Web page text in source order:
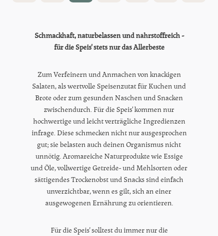
Schmackhaft, naturbelassen und nährstoffreich -
für die Speis' stets nur das Allerbeste
Zum Verfeinern und Anmachen von knackigen
Salaten, als wertvolle Speisenzutat für Kuchen und
Brote oder zum gesunden Naschen und Snacken
zwischendurch. Für die Speis' kommen nur
hochwertige und leicht verträgliche Ingredienzen
infrage. Diese schmecken nicht nur ausgesprochen
gut; sie belasten auch deinen Organismus nicht
unnötig. Aromareiche Naturprodukte wie Essige
und Öle, vollwertige Getreide- und Mehlsorten oder
sättigendes Trockenobst und Snacks sind einfach
unverzichtbar, wenn es gilt, sich an einer
ausgewogenen Ernährung zu orientieren.
Für die Speis' solltest du immer nur die